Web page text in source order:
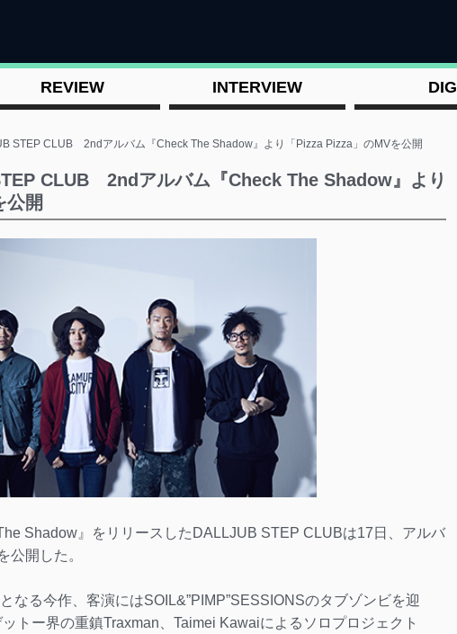
REVIEW INTERVIEW DIG
STEP CLUB 2ndアルバム『Check The Shadow』より「Pizza Pizza」のMVを公開
CLUB 2ndアルバム『Check The Shadow』より
公開
Shadow』をリリースしたDALLJUB STEP CLUBは17日、アルバ
公開した。
なる今作、客演にはSOIL&”PIMP”SESSIONSのタブゾンビを迎
トー界の重鎮Traxman、Taimei Kawaiによるソロプロジェクト